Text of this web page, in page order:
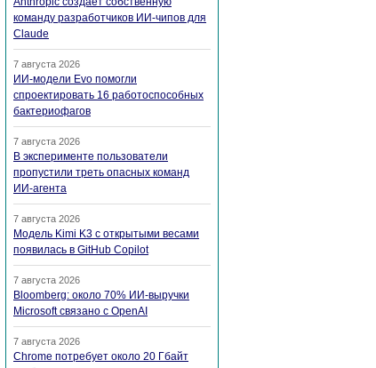
команду разработчиков ИИ-чипов для
Claude
7 августа 2026
ИИ-модели Evo помогли
спроектировать 16 работоспособных
бактериофагов
7 августа 2026
В эксперименте пользователи
пропустили треть опасных команд
ИИ-агента
7 августа 2026
Модель Kimi K3 с открытыми весами
появилась в GitHub Copilot
7 августа 2026
Bloomberg: около 70% ИИ-выручки
Microsoft связано с OpenAI
7 августа 2026
Chrome потребует около 20 Гбайт